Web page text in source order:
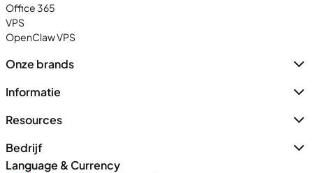
Office 365
VPS
OpenClaw VPS
Onze brands
Informatie
Resources
Bedrijf
Language & Currency